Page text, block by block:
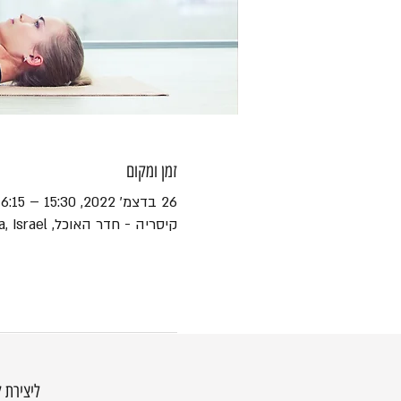
זמן ומקום
26 בדצמ׳ 2022, 15:30 – 16:15
קיסריה - חדר האוכל, HaEshel St 45, Caesarea, Israel